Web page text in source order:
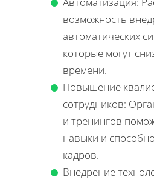
возможность
автоматических
которые могут
времени.
Повышение
сотрудников:
и тренингов
навыки и
кадров.
Внедрение